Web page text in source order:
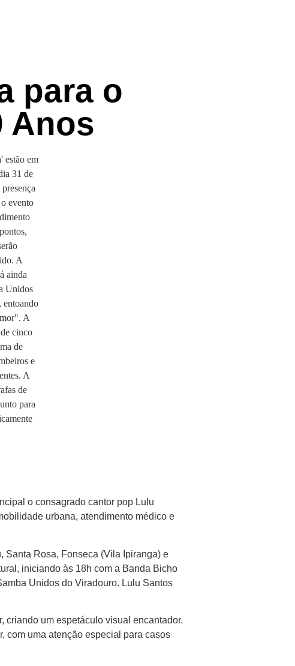
para o
Anos
o consagrado cantor pop Lulu
urbana, atendimento médico e
Santa Rosa, Fonseca (Vila Ipiranga) e
iniciando às 18h com a Banda Bicho
Unidos do Viradouro. Lulu Santos
criando um espetáculo visual encantador.
com uma atenção especial para casos